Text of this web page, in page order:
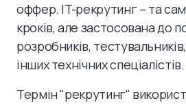
оффер. IT-рекрутинг – та
кроків, але застосована до
розробників,
інших технічних спеціалістів.
Термін "рекрутинг"